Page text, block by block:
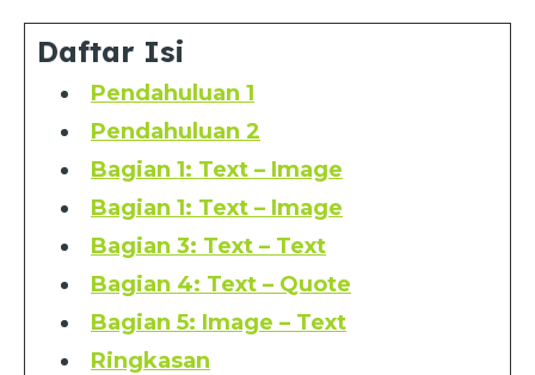
Daftar Isi
Pendahuluan 1
Pendahuluan 2
Bagian 1: Text – Image
Bagian 1: Text – Image
Bagian 3: Text – Text
Bagian 4: Text – Quote
Bagian 5: Image – Text
Ringkasan